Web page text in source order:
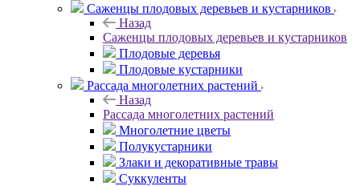
Саженцы плодовых деревьев и кустарников
Назад
Саженцы плодовых деревьев и кустарников
Плодовые деревья
Плодовые кустарники
Рассада многолетних растений
Назад
Рассада многолетних растений
Многолетние цветы
Полукустарники
Злаки и декоративные травы
Суккуленты